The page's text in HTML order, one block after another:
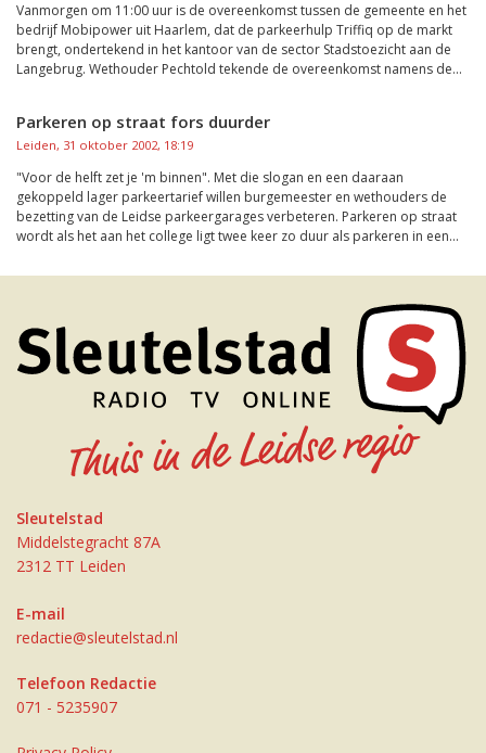
Vanmorgen om 11:00 uur is de overeenkomst tussen de gemeente en het
bedrijf Mobipower uit Haarlem, dat de parkeerhulp Triffiq op de markt
brengt, ondertekend in het kantoor van de sector Stadstoezicht aan de
Langebrug. Wethouder Pechtold tekende de overeenkomst namens de...
Parkeren op straat fors duurder
Leiden, 31 oktober 2002, 18:19
"Voor de helft zet je 'm binnen". Met die slogan en een daaraan
gekoppeld lager parkeertarief willen burgemeester en wethouders de
bezetting van de Leidse parkeergarages verbeteren. Parkeren op straat
wordt als het aan het college ligt twee keer zo duur als parkeren in een...
Sleutelstad
Middelstegracht 87A
2312 TT Leiden
E-mail
redactie@sleutelstad.nl
Telefoon Redactie
071 - 5235907